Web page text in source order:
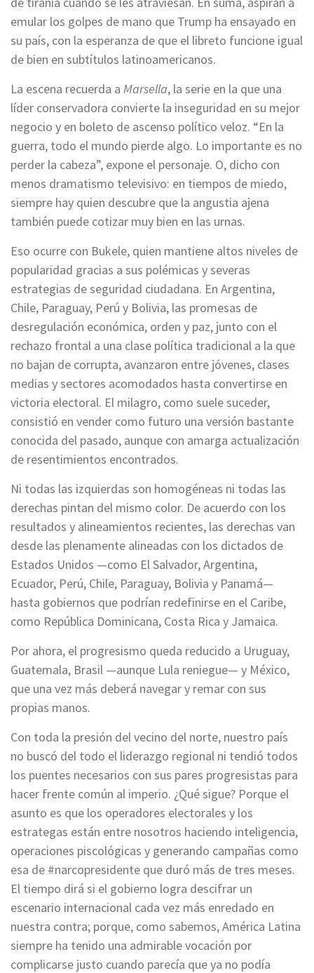
emular los golpes de mano que Trump ha ensayado en
su país, con la esperanza de que el libreto funcione igual
de bien en subtítulos latinoamericanos.
La escena recuerda a Marsella, la serie en la que una
líder conservadora convierte la inseguridad en su mejor
negocio y en boleto de ascenso político veloz. “En la
guerra, todo el mundo pierde algo. Lo importante es no
perder la cabeza”, expone el personaje. O, dicho con
menos dramatismo televisivo: en tiempos de miedo,
siempre hay quien descubre que la angustia ajena
también puede cotizar muy bien en las urnas.
Eso ocurre con Bukele, quien mantiene altos niveles de
popularidad gracias a sus polémicas y severas
estrategias de seguridad ciudadana. En Argentina,
Chile, Paraguay, Perú y Bolivia, las promesas de
desregulación económica, orden y paz, junto con el
rechazo frontal a una clase política tradicional a la que
no bajan de corrupta, avanzaron entre jóvenes, clases
medias y sectores acomodados hasta convertirse en
victoria electoral. El milagro, como suele suceder,
consistió en vender como futuro una versión bastante
conocida del pasado, aunque con amarga actualización
de resentimientos encontrados.
Ni todas las izquierdas son homogéneas ni todas las
derechas pintan del mismo color. De acuerdo con los
resultados y alineamientos recientes, las derechas van
desde las plenamente alineadas con los dictados de
Estados Unidos —como El Salvador, Argentina,
Ecuador, Perú, Chile, Paraguay, Bolivia y Panamá—
hasta gobiernos que podrían redefinirse en el Caribe,
como República Dominicana, Costa Rica y Jamaica.
Por ahora, el progresismo queda reducido a Uruguay,
Guatemala, Brasil —aunque Lula reniegue— y México,
que una vez más deberá navegar y remar con sus
propias manos.
Con toda la presión del vecino del norte, nuestro país
no buscó del todo el liderazgo regional ni tendió todos
los puentes necesarios con sus pares progresistas para
hacer frente común al imperio. ¿Qué sigue? Porque el
asunto es que los operadores electorales y los
estrategas están entre nosotros haciendo inteligencia,
operaciones piscológicas y generando campañas como
esa de #narcopresidente que duró más de tres meses.
El tiempo dirá si el gobierno logra descifrar un
escenario internacional cada vez más enredado en
nuestra contra; porque, como sabemos, América Latina
siempre ha tenido una admirable vocación por
complicarse justo cuando parecía que ya no podía